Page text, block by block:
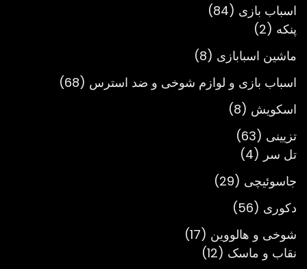
اسباب بازی 84
84
پنکه 2
2
محصول
ماشین اسبابازی 8
8
اسباب بازی و لوازم شوخی و ضد استرس 68
68
اسکویش 8
8
تزیینی 63
63
محصول
تل سر 4
4
محصول
جاسوئیچی 29
29
دکوری 56
56
محصول
شوخی و هالووین 17
17
نقاب و ماسک 12
12